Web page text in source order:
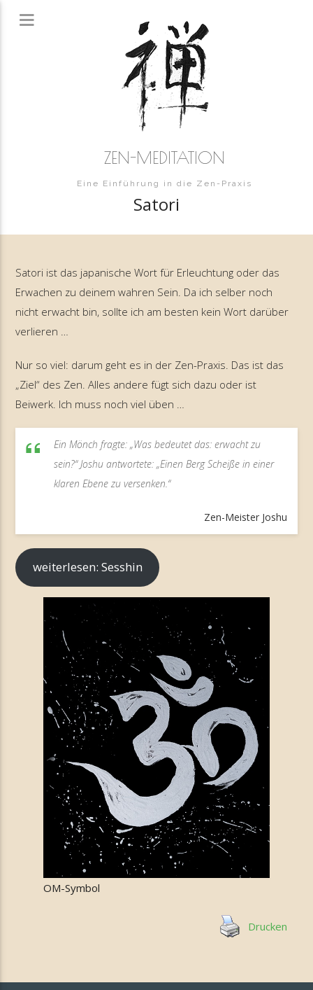
ZEN-MEDITATION
Eine Einführung in die Zen-Praxis
Satori
Satori ist das japanische Wort für Erleuchtung oder das
Erwachen zu deinem wahren Sein. Da ich selber noch
nicht erwacht bin, sollte ich am besten kein Wort darüber
verlieren …
Nur so viel: darum geht es in der Zen-Praxis. Das ist das
„Ziel“ des Zen. Alles andere fügt sich dazu oder ist
Beiwerk. Ich muss noch viel üben …
Ein Mönch fragte: „Was bedeutet das: erwacht zu
sein?“ Joshu antwortete: „Einen Berg Scheiße in einer
klaren Ebene zu versenken.“
Zen-Meister Joshu
weiterlesen: Sesshin
OM-Symbol
Drucken